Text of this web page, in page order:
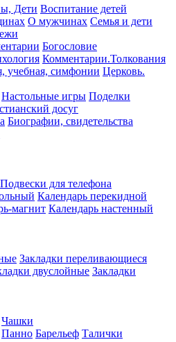
Дети Воспитание детей
О мужчинах Семья и дети
Богословие
Комментарии.Толкования
учебная, симфонии Церковь.
Настольные игры Поделки
досуг
Биографии, свидетельства
Подвески для телефона
Календарь перекидной
магнит Календарь настенный
Закладки переливающиеся
двуслойные Закладки
Чашки
Панно Барельеф Талички